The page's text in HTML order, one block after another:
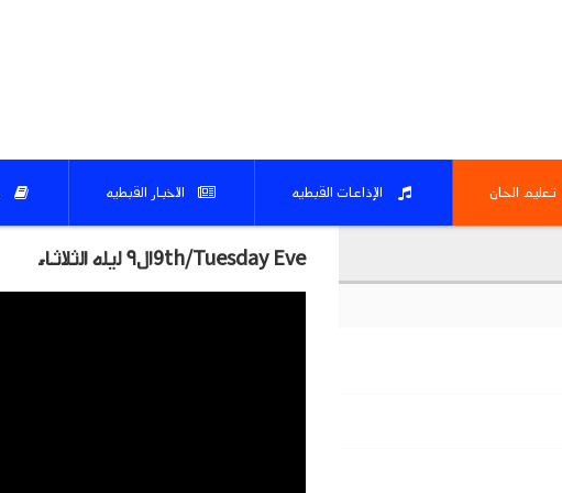
تعليم الحان الإذاعات القبطيه الاخبار القبطيه
9th/Tuesday Eveال٩ ليله الثلاثاء